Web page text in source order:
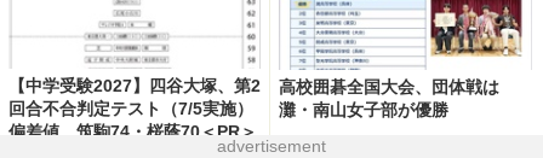
【中学受験2027】四谷大塚、第2
回合不合判定テスト（7/5実施）
偏差値…筑駒74・桜蔭70＜PR＞
高校囲碁全国大会、団体戦は
灘・南山女子部が優勝
advertisement